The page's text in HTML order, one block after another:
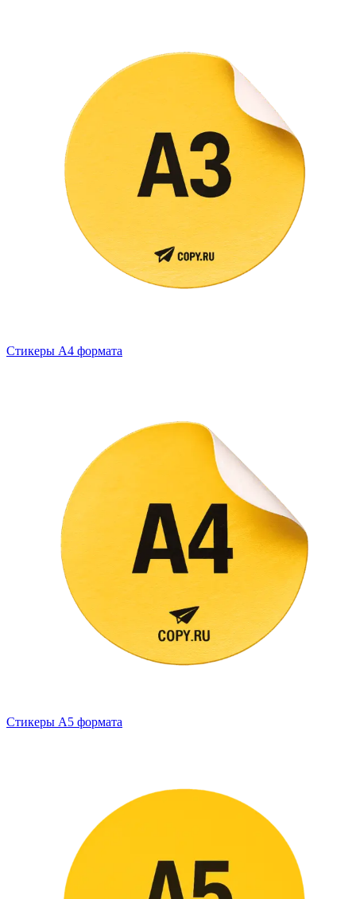
Стикеры А4 формата
Стикеры А5 формата